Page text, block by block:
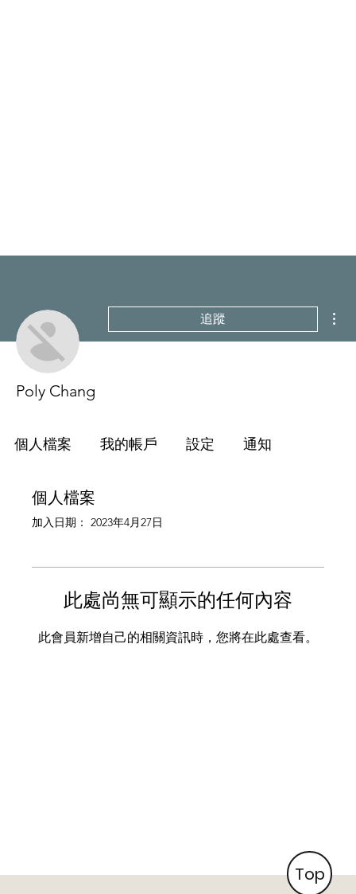
個人檔案
加入日期： 2023年4月27日
此處尚無可顯示的任何內容
此會員新增自己的相關資訊時，您將在此處查看。
Top
追蹤
Poly Chang
個人檔案 我的帳戶 設定 通知